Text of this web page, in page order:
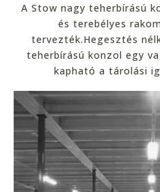
A Stow nagy teherbírású
és terebélyes
tervezték.Hegesztés
teherbírású konzol egy
kapható a tárolási